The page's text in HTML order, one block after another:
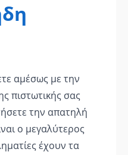
αμέσως με την
πιστωτικής σας
την απατηλή
ο μεγαλύτερος
έχουν τα